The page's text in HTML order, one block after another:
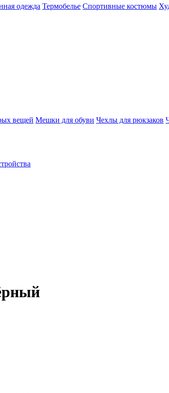
одежда Термобелье Спортивные костюмы
вещей Мешки для обуви Чехлы для рюкзаков